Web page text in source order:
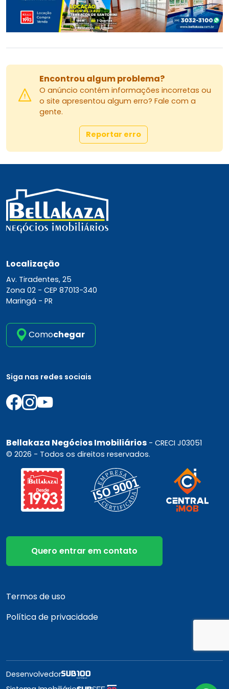
Encontrou algum problema?
O anúncio contém informações incorretas ou
o site apresentou algum erro? Fale com a
gente.
Reportar erro
Localização
Av. Tiradentes, 25
Zona 02 - CEP 87013-340
Maringá - PR
Comochegar
Siga nas redes sociais
Bellakaza Negócios Imobiliários - CRECI J03051
© 2026 - Todos os direitos reservados.
Quero entrar em contato
Termos de uso
Política de privacidade
Desenvolvedor